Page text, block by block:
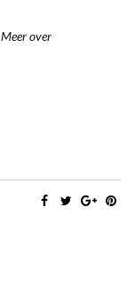
over